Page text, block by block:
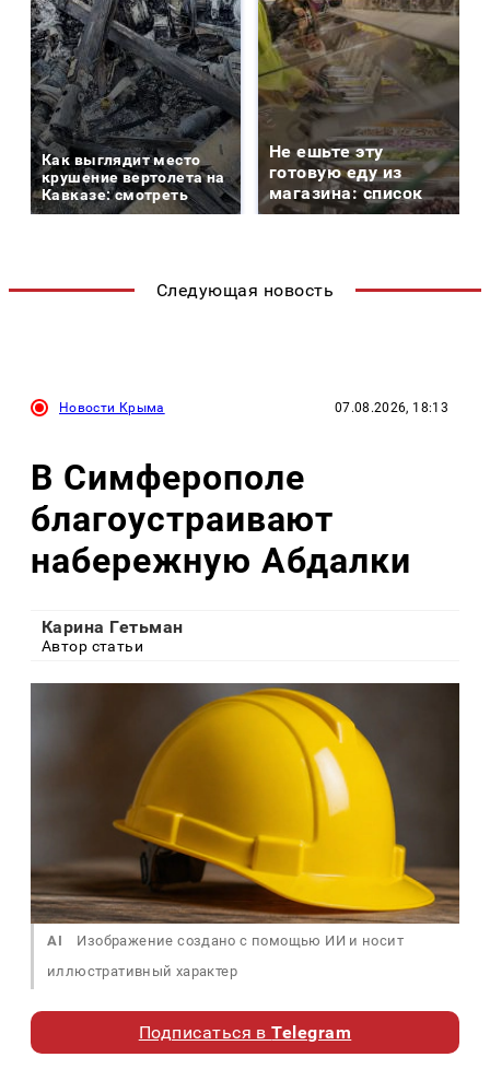
Как выглядит место
крушение вертолета на
Кавказе: смотреть
Не ешьте эту
готовую еду из
магазина: список
Следующая новость
Новости Крыма 07.08.2026, 18:13
В Симферополе
благоустраивают
набережную Абдалки
Карина Гетьман
Автор статьи
AI
Изображение создано с помощью ИИ и носит
иллюстративный характер
Подписаться вTelegram